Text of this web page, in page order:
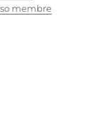
membre